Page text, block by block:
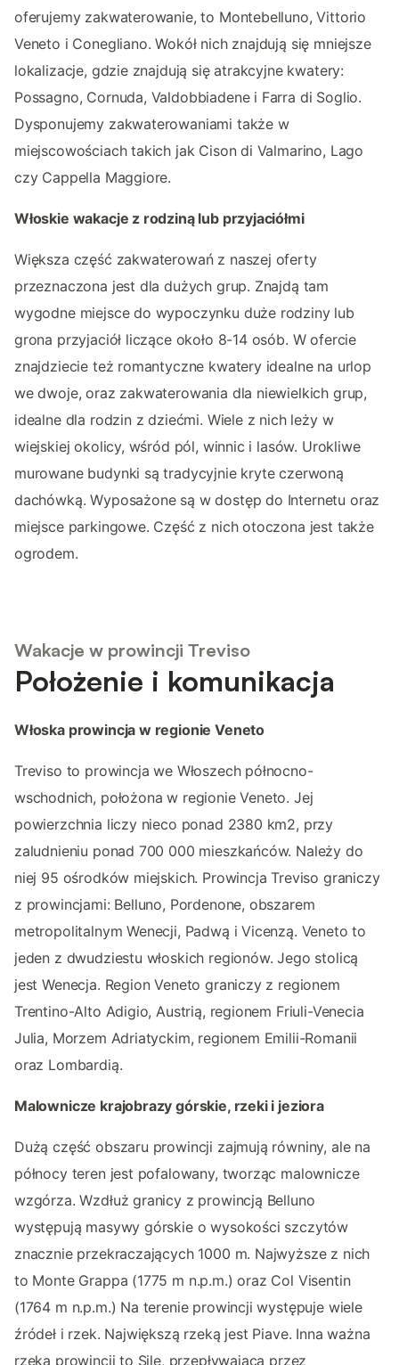
oferujemy zakwaterowanie, to Montebelluno, Vittorio
Veneto i Conegliano. Wokół nich znajdują się mniejsze
lokalizacje, gdzie znajdują się atrakcyjne kwatery:
Possagno, Cornuda, Valdobbiadene i Farra di Soglio.
Dysponujemy zakwaterowaniami także w
miejscowościach takich jak Cison di Valmarino, Lago
czy Cappella Maggiore.
Włoskie wakacje z rodziną lub przyjaciółmi
Większa część zakwaterowań z naszej oferty
przeznaczona jest dla dużych grup. Znajdą tam
wygodne miejsce do wypoczynku duże rodziny lub
grona przyjaciół liczące około 8-14 osób. W ofercie
znajdziecie też romantyczne kwatery idealne na urlop
we dwoje, oraz zakwaterowania dla niewielkich grup,
idealne dla rodzin z dziećmi. Wiele z nich leży w
wiejskiej okolicy, wśród pól, winnic i lasów. Urokliwe
murowane budynki są tradycyjnie kryte czerwoną
dachówką. Wyposażone są w dostęp do Internetu oraz
miejsce parkingowe. Część z nich otoczona jest także
ogrodem.
Wakacje w prowincji Treviso
Położenie i komunikacja
Włoska prowincja w regionie Veneto
Treviso to prowincja we Włoszech północno-
wschodnich, położona w regionie Veneto. Jej
powierzchnia liczy nieco ponad 2380 km2, przy
zaludnieniu ponad 700 000 mieszkańców. Należy do
niej 95 ośrodków miejskich. Prowincja Treviso graniczy
z prowincjami: Belluno, Pordenone, obszarem
metropolitalnym Wenecji, Padwą i Vicenzą. Veneto to
jeden z dwudziestu włoskich regionów. Jego stolicą
jest Wenecja. Region Veneto graniczy z regionem
Trentino-Alto Adigio, Austrią, regionem Friuli-Venecia
Julia, Morzem Adriatyckim, regionem Emilii-Romanii
oraz Lombardią.
Malownicze krajobrazy górskie, rzeki i jeziora
Dużą część obszaru prowincji zajmują równiny, ale na
północy teren jest pofalowany, tworząc malownicze
wzgórza. Wzdłuż granicy z prowincją Belluno
występują masywy górskie o wysokości szczytów
znacznie przekraczających 1000 m. Najwyższe z nich
to Monte Grappa (1775 m n.p.m.) oraz Col Visentin
(1764 m n.p.m.) Na terenie prowincji występuje wiele
źródeł i rzek. Największą rzeką jest Piave. Inna ważna
rzeka prowincji to Sile, przepływająca przez